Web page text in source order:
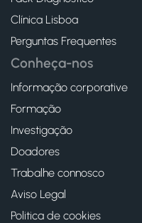
Clínica Lisboa
Perguntas Frequentes
Conheça-nos
Informação corporative
Formação
Investigação
Doadores
Trabalhe connosco
Aviso Legal
Politica de cookies